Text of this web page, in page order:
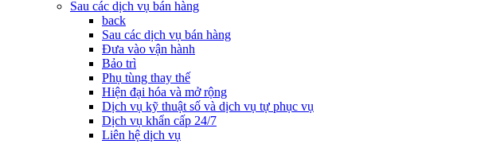
Sau các dịch vụ bán hàng
back
Sau các dịch vụ bán hàng
Đưa vào vận hành
Bảo trì
Phụ tùng thay thế
Hiện đại hóa và mở rộng
Dịch vụ kỹ thuật số và dịch vụ tự phục vụ
Dịch vụ khẩn cấp 24/7
Liên hệ dịch vụ